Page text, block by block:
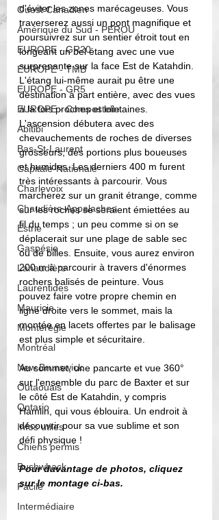
Ouest Canadien
Amérique du Sud - PEROU
EUROPE - GR20
EUROPE - TMB
EUROPE - GR5
EUROPE - Compostelle
Abitibi
Bas-St-Laurent
Capitale-Nationale
Charlevoix
Chaudière-Appalaches
Estrie
Gaspésie
Lanaudière
Laurentides
Mauricie
Montérégie
Montréal
New Brunswick
Outaouais
Ontario
Infos utiles
Chiens permis
Bushwhack
Facile
Intermédiaire
d'éviter les zones marécageuses. Vous
traverserez aussi un pont magnifique et
poursuivrez sur un sentier étroit tout en
longeant un bel étang avec une vue
surprenante sur la face Est de Katahdin.
L'étang lui-même aurait pu être une
destination à part entière, avec des vues
à la fois proches et lointaines.
L'ascension débutera avec des
chevauchements de roches de diverses
grosseurs, des portions plus boueuses
et humides. Les derniers 400 m furent
très intéressants à parcourir. Vous
marcherez sur un granit étrange, comme
sur les roches se seraient émiettées au
fil du temps ; un peu comme si on se
déplacerait sur une plage de sable sec
ou de billes. Ensuite, vous aurez environ
200 m à parcourir à travers d'énormes
rochers balisés de peinture. Vous
pouvez faire votre propre chemin en
ligne droite vers le sommet, mais la
montée en lacets offertes par le balisage
est plus simple et sécuritaire.
Au sommet, une pancarte et vue 360°
sur l'ensemble du parc de Baxter et sur
le côté Est de Katahdin, y compris
Hamlin, qui vous éblouira. Un endroit à
découvrir pour sa vue sublime et son
défi physique !
Pour davantage de photos, cliquez
sur le montage ci-bas.